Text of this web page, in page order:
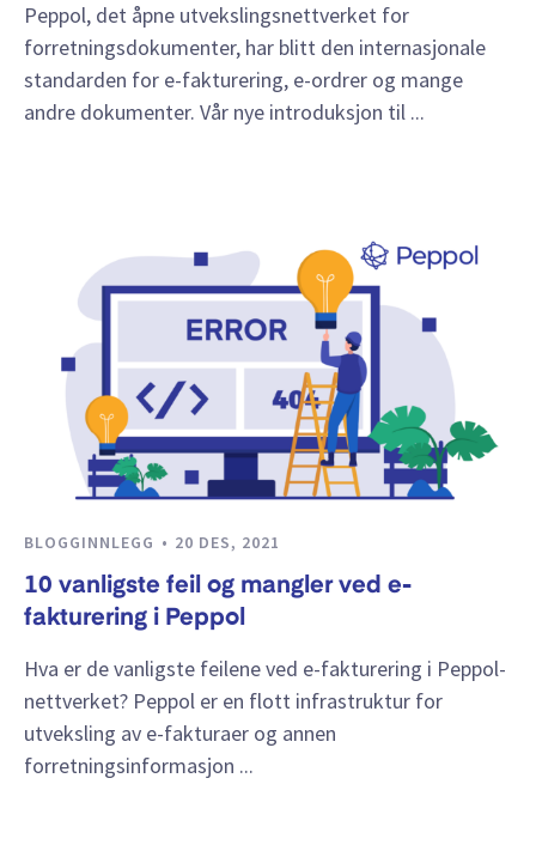
Peppol, det åpne utvekslingsnettverket for
forretningsdokumenter, har blitt den internasjonale
standarden for e-fakturering, e-ordrer og mange
andre dokumenter. Vår nye introduksjon til ...
BLOGGINNLEGG 20 DES, 2021
10 vanligste feil og mangler ved e-
fakturering i Peppol
Hva er de vanligste feilene ved e-fakturering i Peppol-
nettverket? Peppol er en flott infrastruktur for
utveksling av e-fakturaer og annen
forretningsinformasjon ...